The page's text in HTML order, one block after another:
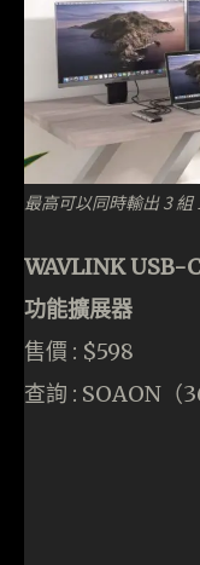
最高可以同時輸出 3 組
WAVLINK USB-
功能擴展器
售價 : $598
查詢 : SOAON（